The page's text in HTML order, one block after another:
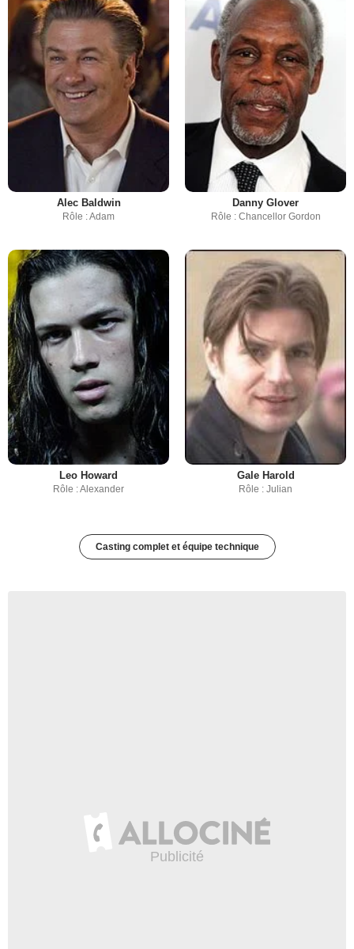
Alec Baldwin
Rôle : Adam
Danny Glover
Rôle : Chancellor Gordon
Leo Howard
Rôle : Alexander
Gale Harold
Rôle : Julian
Casting complet et équipe technique